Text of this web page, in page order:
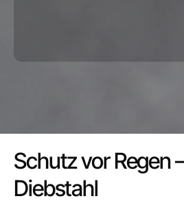
Schutz vor Regen
Diebstahl